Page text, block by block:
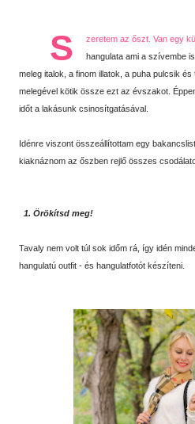
S
zeretem az őszt. Van egy
hangulata ami a szívembe
meleg italok, a finom illatok, a puha pulcsik
melegével kötik össze ezt az évszakot.
időt a lakásunk csinosítgatásával.
Idénre viszont összeállítottam egy
kiaknáznom az őszben rejlő összes
1. Örökítsd meg!
Tavaly nem volt túl sok időm rá, így idén
hangulatú outfit - és hangulatfotót készíteni.